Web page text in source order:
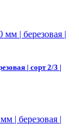
| сорт 2/3 |